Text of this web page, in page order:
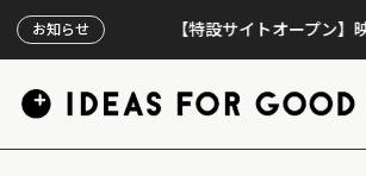
お知らせ 【特設サイトオープン】映画『